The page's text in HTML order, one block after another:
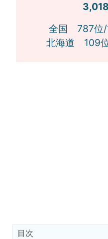
全国 787位/
北海道 109
目次